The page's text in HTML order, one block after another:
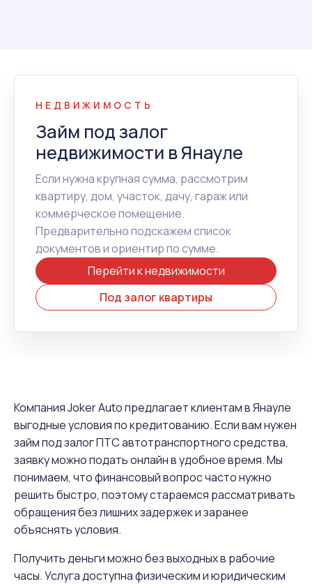
НЕДВИЖИМОСТЬ
Займ под залог
недвижимости в Янауле
Если нужна крупная сумма, рассмотрим
квартиру, дом, участок, дачу, гараж или
коммерческое помещение.
Предварительно подскажем список
документов и ориентир по сумме.
Перейти к недвижимости
Под залог квартиры
Компания Joker Auto предлагает клиентам в Янауле
выгодные условия по кредитованию. Если вам нужен
займ под залог ПТС автотранспортного средства,
заявку можно подать онлайн в удобное время. Мы
понимаем, что финансовый вопрос часто нужно
решить быстро, поэтому стараемся рассматривать
обращения без лишних задержек и заранее
объяснять условия.
Получить деньги можно без выходных в рабочие
часы. Услуга доступна физическим и юридическим